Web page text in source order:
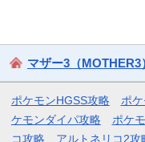
マザー3（
ポケモンHGSS攻略 ポ
ケモンダイパ攻略
ポケ
コ攻略
アルトネリコ2攻